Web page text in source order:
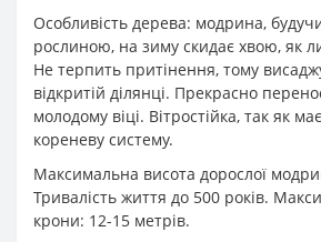
Особливість дерева: модрина,
рослиною, на зиму скидає хвою, як
Не терпить притінення, тому
відкритій ділянці. Прекрасно
молодому віці. Вітростійка, так як
кореневу систему.
Максимальна висота дорослої
Тривалість життя до 500 років.
крони: 12-15 метрів.